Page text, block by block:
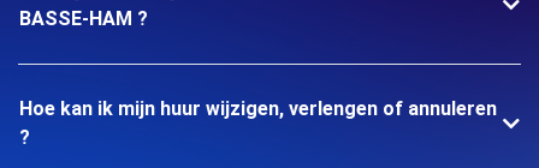
BASSE-HAM ?
Hoe kan ik mijn huur wijzigen, verlengen of annuleren
?